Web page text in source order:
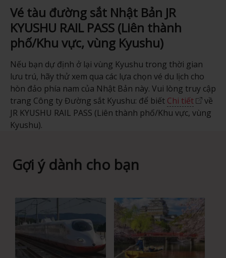
Vé tàu đường sắt Nhật Bản JR
KYUSHU RAIL PASS (Liên thành
phố/Khu vực, vùng Kyushu)
Nếu bạn dự định ở lại vùng Kyushu trong thời gian
lưu trú, hãy thử xem qua các lựa chọn vé du lịch cho
hòn đảo phía nam của Nhật Bản này. Vui lòng truy cập
trang Công ty Đường sắt Kyushu: để biết Chi tiết
về
JR KYUSHU RAIL PASS (Liên thành phố/Khu vực, vùng
Kyushu).
Gợi ý dành cho bạn